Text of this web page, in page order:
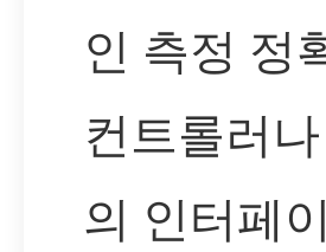
인 측정 정
컨트롤러
의 인터페